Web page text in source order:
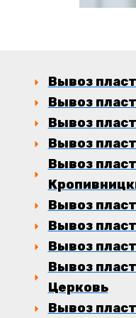
Вывоз
Вывоз
Вывоз
Вывоз
Вывоз
Вывоз
Вывоз
Вывоз
Вывоз
Церковь
Вывоз